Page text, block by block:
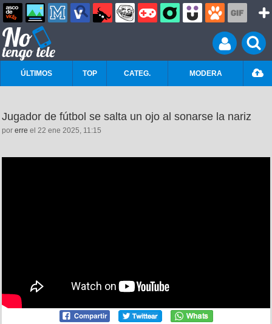
ÚLTIMOS TOP CATEG. MODERA
Jugador de fútbol se salta un ojo al sonarse la nariz
por erre el 22 ene 2025, 11:15